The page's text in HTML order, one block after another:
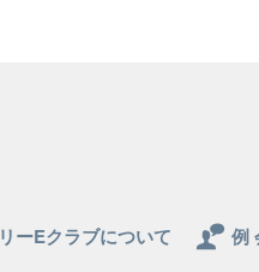
ーEクラブについて 例